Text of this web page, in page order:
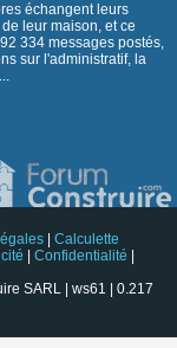
échangent leurs
leur maison, et ce
334 messages postés,
sur l'administratif, la
Calculette
Confidentialité
SARL | ws61 | 0.217